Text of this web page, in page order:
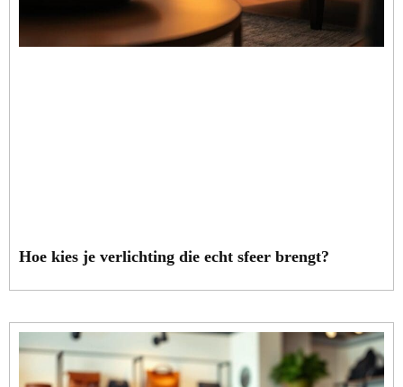
Hoe kies je verlichting die echt sfeer brengt?